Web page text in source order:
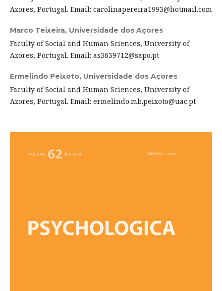
Azores, Portugal. Email: carolinapereira1993@hotmail.com
Marco Teixeira, Universidade dos Açores
Faculty of Social and Human Sciences, University of
Azores, Portugal. Email: as3639712@sapo.pt
Ermelindo Peixoto, Universidade dos Açores
Faculty of Social and Human Sciences, University of
Azores, Portugal. Email: ermelindo.mb.peixoto@uac.pt